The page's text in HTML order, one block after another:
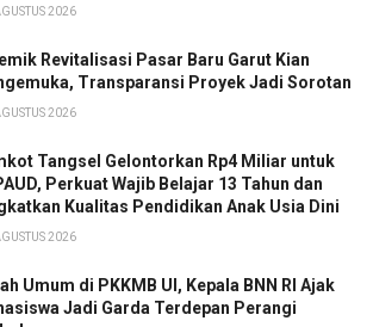
2026
Revitalisasi Pasar Baru Garut Kian
Transparansi Proyek Jadi Sorotan
2026
Tangsel Gelontorkan Rp4 Miliar untuk
Perkuat Wajib Belajar 13 Tahun dan
Kualitas Pendidikan Anak Usia Dini
2026
Umum di PKKMB UI, Kepala BNN RI Ajak
Jadi Garda Terdepan Perangi